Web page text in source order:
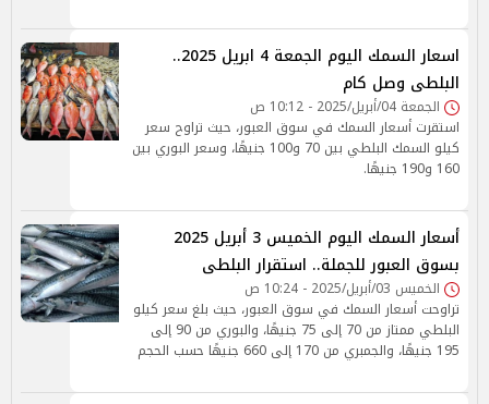
اسعار السمك اليوم الجمعة 4 ابريل 2025..
البلطى وصل كام
الجمعة 04/أبريل/2025 - 10:12 ص
استقرت أسعار السمك في سوق العبور، حيث تراوح سعر
كيلو السمك البلطي بين 70 و100 جنيهًا، وسعر البوري بين
160 و190 جنيهًا.
أسعار السمك اليوم الخميس 3 أبريل 2025
بسوق العبور للجملة.. استقرار البلطى
الخميس 03/أبريل/2025 - 10:24 ص
تراوحت أسعار السمك في سوق العبور، حيث بلغ سعر كيلو
البلطي ممتاز من 70 إلى 75 جنيهًا، والبوري من 90 إلى
195 جنيهًا، والجمبري من 170 إلى 660 جنيهًا حسب الحجم